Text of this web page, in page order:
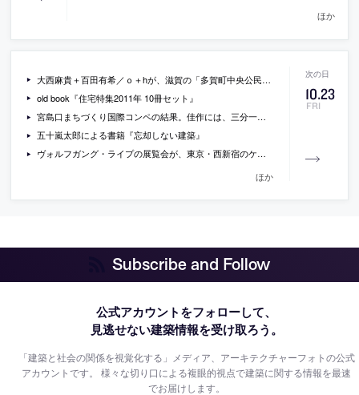
ほか
10.23
FRI
大西麻貴＋百田有希／ｏ＋hが、滋賀の「多賀町中央公民館設計者選定コンペ」で最優秀作品に
old book『住宅特集2011年 10冊セット』
宮島口まちづくり国際コンペの結果。佳作には、三分一博志が選出。
五十嵐太郎による書籍『忘却しない建築』
ヴォルフガング・ライプの展覧会が、東京・西新宿のケンジタキギャラリーで開催[2015/10/24-12/12]
ほか
Subscribe and Follow
公式アカウントをフォローして、
見逃せない建築情報を受け取ろう。
「建築と社会の関係を視覚化する」メディア、アーキテクチャーフォトの公式
アカウントです。様々な切り口による複眼的視点で建築に関する情報を最速
でお届けします。